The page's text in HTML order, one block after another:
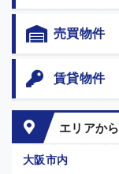
売買物件
賃貸物件
エリアか
大阪市内